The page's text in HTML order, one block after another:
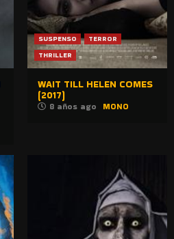
SUSPENSO
TERROR
THRILLER
WAIT TILL HELEN COMES
(2017)
8 años ago MONO